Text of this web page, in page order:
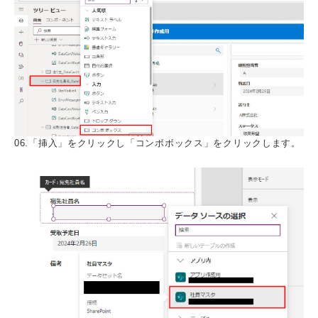
06.「挿入」をクリックし「コンボボックス」をクリックします。